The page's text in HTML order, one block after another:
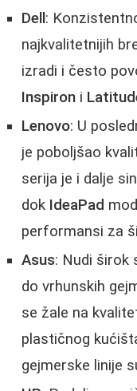
Dell :
najkvalitetnijih
izradi i često
Inspiron i
Lenovo: U
je poboljšao
serija je i dalje
dok IdeaPad
performansi za
Asus: Nudi širok
do vrhunskih
se žale na
plastičnog
gejmerske linije